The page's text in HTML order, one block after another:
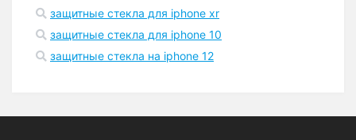
защитные стекла для iphone xr
защитные стекла для iphone 10
защитные стекла на iphone 12